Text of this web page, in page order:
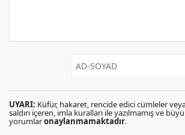
UYARI: Küfür, hakaret, rencide edici cümleler
saldırı içeren, imla kuralları ile yazılmamış ve
yorumlaronaylanmamaktadır.